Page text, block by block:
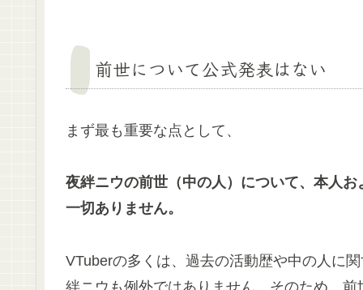
前世について公式発表はない
まず最も重要な点として、
夜絆ニウの前世（中の人）について、本人
一切ありません。
VTuberの多くは、過去の活動歴や中の人に
絆ニウも例外ではありません。そのため、